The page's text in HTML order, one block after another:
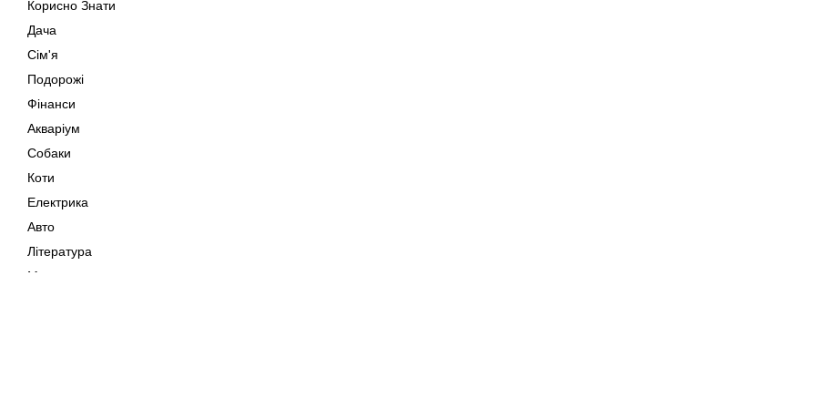
Корисно Знати
Дача
Сім'я
Подорожі
Фінанси
Акваріум
Собаки
Коти
Електрика
Авто
Література
Музика